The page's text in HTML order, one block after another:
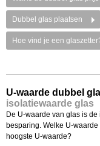
U-waarde dubbel
isolatiewaarde glas
De U-waarde van glas is
besparing. Welke U-
hoogste U-waarde?
Dubbel glas plaatsen
Hoe vind je een